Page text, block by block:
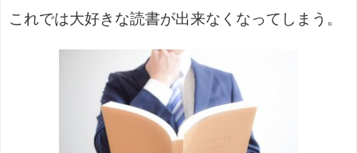
これでは大好きな読書が出来なくなってしまう。